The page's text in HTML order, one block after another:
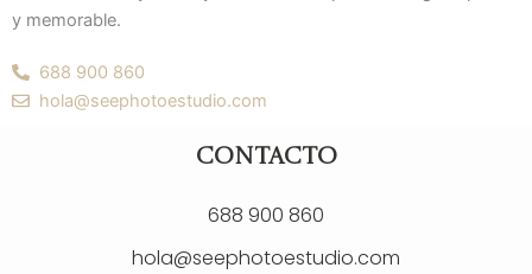
y memorable.
688 900 860
hola@seephotoestudio.com
CONTACTO
688 900 860
hola@seephotoestudio.com